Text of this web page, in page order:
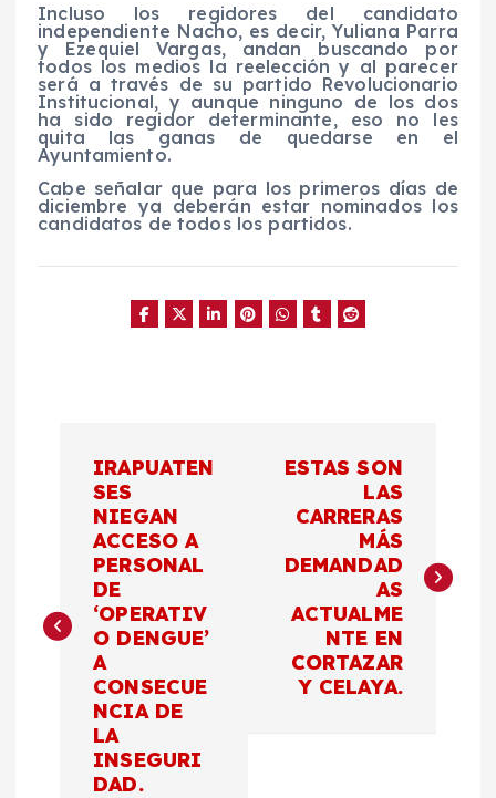
Incluso los regidores del candidato
independiente Nacho, es decir, Yuliana Parra
y Ezequiel Vargas, andan buscando por
todos los medios la reelección y al parecer
será a través de su partido Revolucionario
Institucional, y aunque ninguno de los dos
ha sido regidor determinante, eso no les
quita las ganas de quedarse en el
Ayuntamiento.
Cabe señalar que para los primeros días de
diciembre ya deberán estar nominados los
candidatos de todos los partidos.
e
IRAPUATEN
SES
NIEGAN
ACCESO A
PERSONAL
DE
‘OPERATIV
O DENGUE’
A
CONSECUE
NCIA DE
LA
INSEGURI
DAD.
ESTAS SON
LAS
CARRERAS
MÁS
DEMANDAD
AS
ACTUALME
NTE EN
CORTAZAR
Y CELAYA.